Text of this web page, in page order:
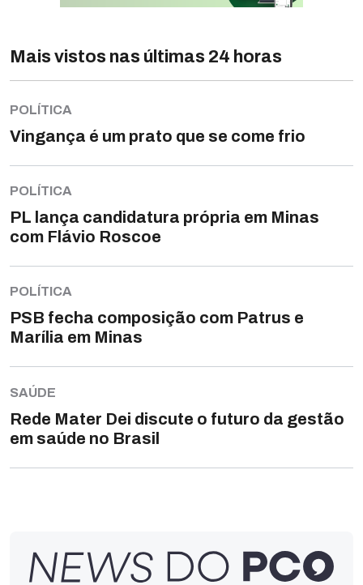
Mais vistos nas últimas 24 horas
POLÍTICA
Vingança é um prato que se come frio
POLÍTICA
PL lança candidatura própria em Minas
com Flávio Roscoe
POLÍTICA
PSB fecha composição com Patrus e
Marília em Minas
SAÚDE
Rede Mater Dei discute o futuro da gestão
em saúde no Brasil